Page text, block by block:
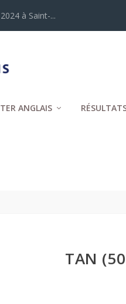
à Saint-...
ANGLAIS
TAN